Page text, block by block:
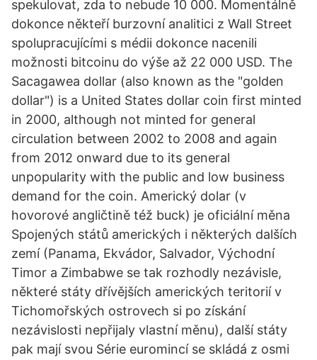
spekulovat, zda to nebude 10 000. Momentálně
dokonce někteří burzovní analitici z Wall Street
spolupracujícími s médii dokonce nacenili
možnosti bitcoinu do výše až 22 000 USD. The
Sacagawea dollar (also known as the "golden
dollar") is a United States dollar coin first minted
in 2000, although not minted for general
circulation between 2002 to 2008 and again
from 2012 onward due to its general
unpopularity with the public and low business
demand for the coin. Americký dolar (v
hovorové angličtině též buck) je oficiální měna
Spojených států amerických i některých dalších
zemí (Panama, Ekvádor, Salvador, Východní
Timor a Zimbabwe se tak rozhodly nezávisle,
některé státy dřívějších amerických teritorií v
Tichomořských ostrovech si po získání
nezávislosti nepřijaly vlastní měnu), další státy
pak mají svou Série euromincí se skládá z osmi